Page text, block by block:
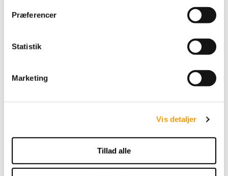
Præferencer
Statistik
Marketing
Vis detaljer
Tillad alle
Kits - Forårsblomst
183,00 DKK